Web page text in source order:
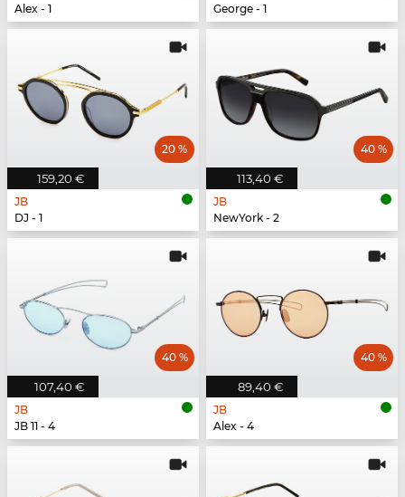
Alex - 1
George - 1
159,20 €
20 %
JB
DJ - 1
113,40 €
40 %
JB
NewYork - 2
107,40 €
40 %
JB
JB 11 - 4
89,40 €
40 %
JB
Alex - 4